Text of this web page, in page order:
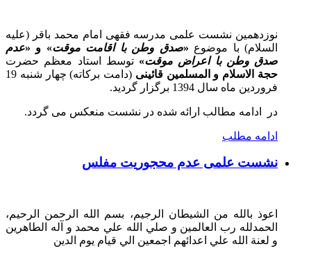
نوزدهمین نشست علمی مدرسه فقهی امام محمد باقر (علیه
السلام) با موضوع «صدق وطن با اقامت موقت» و «عدم
صدق وطن با اعراض موقت» توسط استاد معظم حضرت
حجة الاسلام و المسلمین قائینی
(دامت برکاته) چهار شنبه 19
فروردین ماه سال 1394 برگزار گردید.
در ادامه مطالب ارائه شده در نشست منعکس می گردد.
ادامه مطلب
نشست علمی عدم محجوریت مفلس
اعوذ بالله من الشيطان الرجيم، بسم الله الرحمن الرحيم،
الحمدلله رب العالمين و صلي الله علي محمد و آله الطاهرين
و لعنة الله علي اعدائهم اجمعين الي قيام يوم الدين